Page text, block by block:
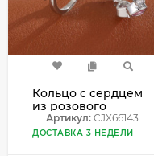
Кольцо с сердцем
из розового
циркона с белым
золотом CJX66143
Артикул: CJX66143
ДОСТАВКА 3 НЕДЕЛИ